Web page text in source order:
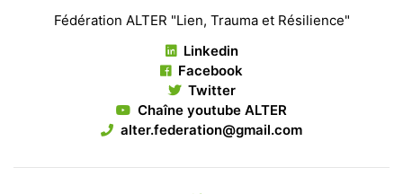
Fédération ALTER "Lien, Trauma et Résilience"
Linkedin
Facebook
Twitter
Chaîne youtube ALTER
alter.federation@gmail.com